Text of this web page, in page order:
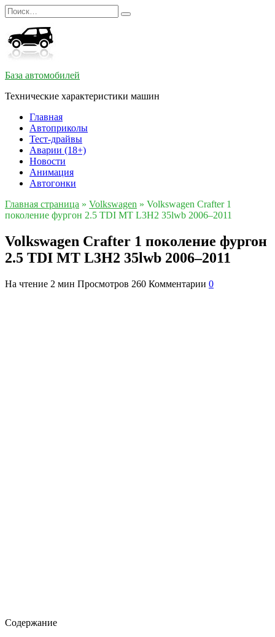
Перейти
к
содержанию
Search
for:
База автомобилей
Технические характеристики машин
Главная
Автоприколы
Тест-драйвы
Аварии (18+)
Новости
Анимация
Автогонки
Главная страница » Volkswagen » Volkswagen Crafter 1
поколение фургон 2.5 TDI MT L3H2 35lwb 2006–2011
Volkswagen Crafter 1 поколение фургон
2.5 TDI MT L3H2 35lwb 2006–2011
На чтение 2 мин Просмотров 260 Комментарии 0
Содержание